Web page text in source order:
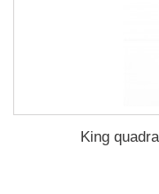
King